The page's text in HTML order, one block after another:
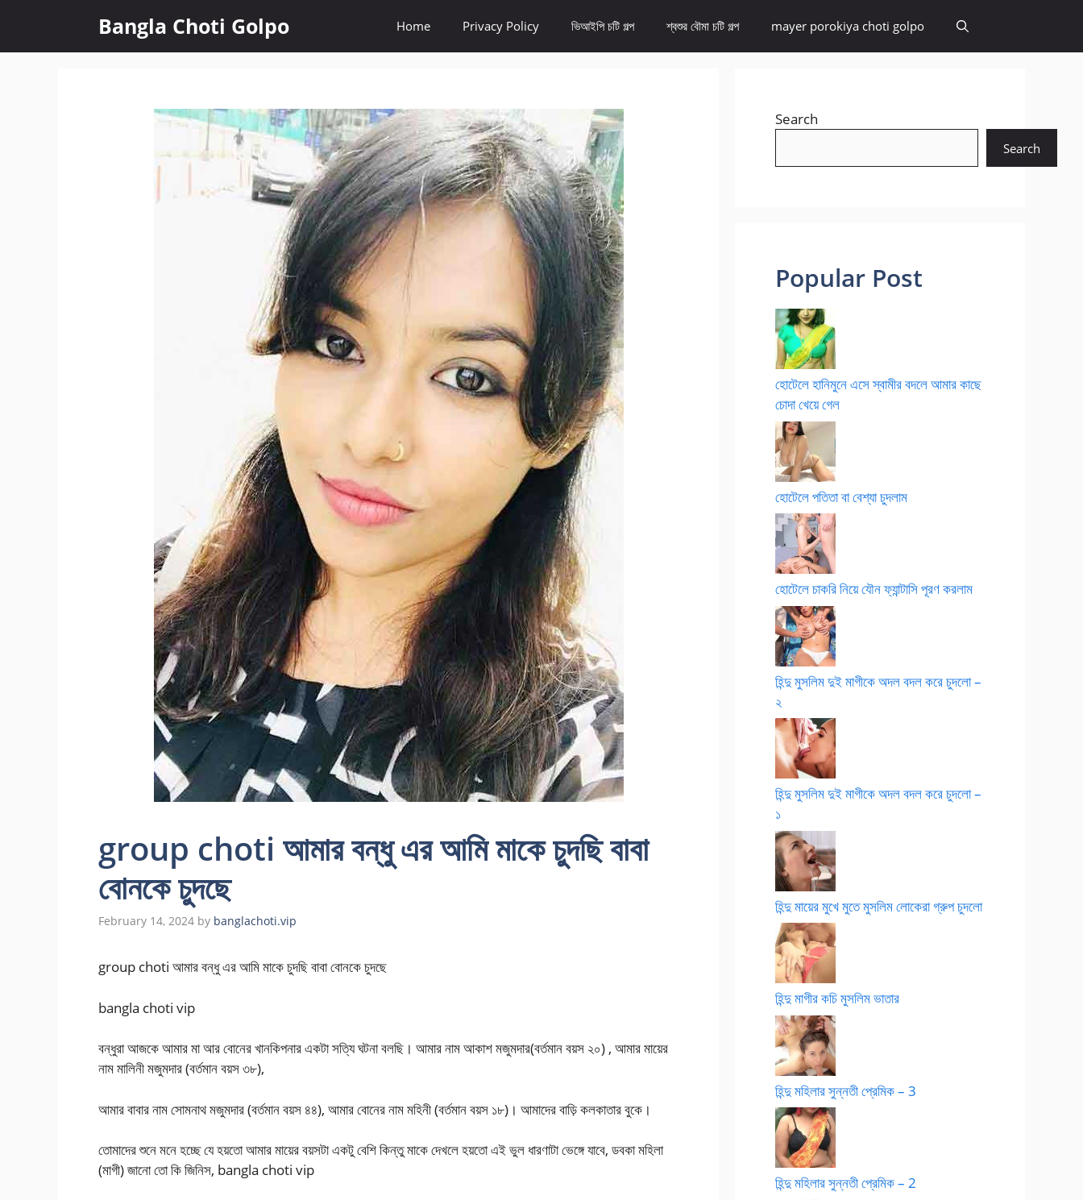
content
Bangla Choti Golpo Home Privacy Policy ভিআইপি চটি গল্প শ্বশুর বৌমা চটি গল্প mayer porokiya choti golpo
group choti আমার বন্ধু এর আমি মাকে চুদছি বাবা
বোনকে চুদছে
February 14, 2024 by banglachoti.vip
group choti আমার বন্ধু এর আমি মাকে চুদছি বাবা বোনকে চুদছে
bangla choti vip
বন্ধুরা আজকে আমার মা আর বোনের খানকিপনার একটা সত্যি ঘটনা বলছি। আমার নাম আকাশ মজুমদার(বর্তমান বয়স ২০) , আমার মায়ের
নাম মালিনী মজুমদার (বর্তমান বয়স ৩৮),
আমার বাবার নাম সোমনাথ মজুমদার (বর্তমান বয়স ৪৪), আমার বোনের নাম মহিনী (বর্তমান বয়স ১৮)। আমাদের বাড়ি কলকাতার বুকে।
তোমাদের শুনে মনে হচ্ছে যে হয়তো আমার মায়ের বয়সটা একটু বেশি কিন্তু মাকে দেখলে হয়তো এই ভুল ধারণাটা ভেঙ্গে যাবে, ডবকা মহিলা
(মাগী) জানো তো কি জিনিস, bangla choti vip
Search
Search
Popular Post
হোটেলে হানিমুনে এসে স্বামীর বদলে আমার কাছে
চোদা খেয়ে গেল
হোটেলে পতিতা বা বেশ্যা চুদলাম
হোটেলে চাকরি নিয়ে যৌন ফ্যান্টাসি পূরণ করলাম
হিন্দু মুসলিম দুই মাগীকে অদল বদল করে চুদলো –
২
হিন্দু মুসলিম দুই মাগীকে অদল বদল করে চুদলো –
১
হিন্দু মায়ের মুখে মুতে মুসলিম লোকেরা গ্রুপ চুদলো
হিন্দু মাগীর কচি মুসলিম ভাতার
হিন্দু মহিলার সুন্নতী প্রেমিক – 3
হিন্দু মহিলার সুন্নতী প্রেমিক – 2